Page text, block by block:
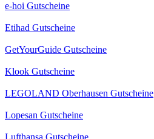
e-hoi Gutscheine
Etihad Gutscheine
GetYourGuide Gutscheine
Klook Gutscheine
LEGOLAND Oberhausen Gutscheine
Lopesan Gutscheine
Lufthansa Gutscheine